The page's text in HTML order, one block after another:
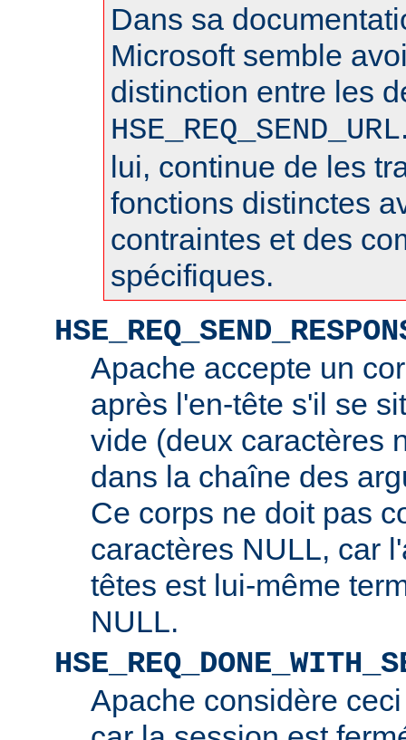
Dans sa
Microsoft semble
distinction entre les
HSE_REQ_SEND_URL
lui, continue de les
fonctions distinctes
contraintes et des
spécifiques.
Apache accepte un
après l'en-tête s'il se
vide (deux caractères
dans la chaîne des
Ce corps ne doit pas
caractères NULL, car
têtes est lui-même
NULL.
Apache considère